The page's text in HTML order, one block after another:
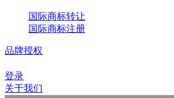
国际商标转让
国际商标注册
品牌授权
登录
关于我们